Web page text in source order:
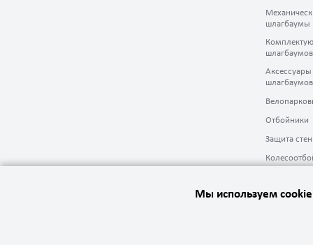
шлагбаумы
шлагбаумов
шлагбаумов
Отбойники
Защита
Мы используем